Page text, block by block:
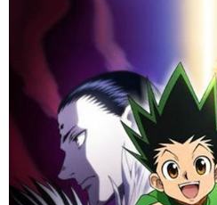
購買商品的店家。未經商家同意取消之
後付繳納相關費用。
※ 交易是否成功請以「AFTEE先享後付
是否繳費成功／繳費後需取消欲退款等
客戶支援中心」https://
【注意事項】
１．透過由恩沛科技股份有限公司提供
易，需依本服務之必要範圍內提供個人
權轉讓予恩沛科技股份有限公司。
２．關於個人資料處理事宜，請瀏覽以下
https://aftee.tw/terms/#terms3
每筆NT$70，滿NT$899(含以上)免運
付款後7-11取貨
每筆NT$70，滿NT$899(含以上)免
宅配
每筆NT$80，滿NT$899(含以上)免
國家/地區配送